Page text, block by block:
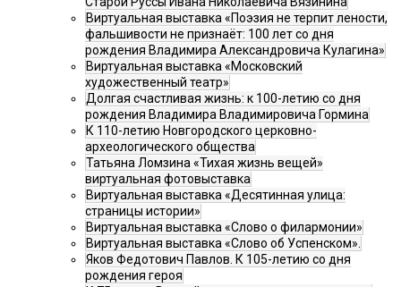
Виртуальная выставка «Поэзия не терпит лености,
фальшивости не признаёт: 100 лет со дня
рождения Владимира Александровича Кулагина»
Виртуальная выставка «Московский
художественный театр»
Долгая счастливая жизнь: к 100-летию со дня
рождения Владимира Владимировича Гормина
К 110-летию Новгородского церковно-
археологического общества
Татьяна Ломзина «Тихая жизнь вещей»
виртуальная фотовыставка
Виртуальная выставка «Десятинная улица:
страницы истории»
Виртуальная выставка «Слово о филармонии»
Виртуальная выставка «Слово об Успенском».
Яков Федотович Павлов. К 105-летию со дня
рождения героя